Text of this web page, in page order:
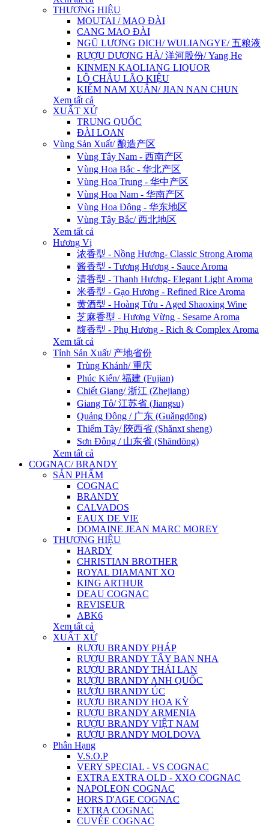
THƯƠNG HIỆU
MOUTAI / MAO ĐÀI
CANG MAO ĐÀI
NGŨ LƯƠNG DỊCH/ WULIANGYE/ 五粮液
RƯỢU DƯƠNG HÀ/ 洋河股份/ Yang He
KINMEN KAOLIANG LIQUOR
LÔ CHÂU LÃO KIỆU
KIẾM NAM XUÂN/ JIAN NAN CHUN
Xem tất cả
XUẤT XỨ
TRUNG QUỐC
ĐÀI LOAN
Vùng Sản Xuất/ 酿造产区
Vùng Tây Nam - 西南产区
Vùng Hoa Bắc - 华北产区
Vùng Hoa Trung - 华中产区
Vùng Hoa Nam - 华南产区
Vùng Hoa Đông - 华东地区
Vùng Tây Bắc/ 西北地区
Xem tất cả
Hương Vị
浓香型 - Nồng Hương- Classic Strong Aroma
酱香型 - Tương Hương - Sauce Aroma
清香型 - Thanh Hương- Elegant Light Aroma
米香型 - Gạo Hương - Refined Rice Aroma
黄酒型 - Hoàng Tửu - Aged Shaoxing Wine
芝麻香型 - Hương Vừng - Sesame Aroma
馥香型 - Phụ Hương - Rich & Complex Aroma
Xem tất cả
Tỉnh Sản Xuất/ 产地省份
Trùng Khánh/ 重庆
Phúc Kiến/ 福建 (Fujian)
Chiết Giang/ 浙江 (Zhejiang)
Giang Tô/ 江苏省 (Jiangsu)
Quảng Đông / 广东 (Guǎngdōng)
Thiểm Tây/ 陝西省 (Shǎnxī sheng)
Sơn Đông / 山东省 (Shāndōng)
Xem tất cả
COGNAC/ BRANDY
SẢN PHẨM
COGNAC
BRANDY
CALVADOS
EAUX DE VIE
DOMAINE JEAN MARC MOREY
THƯƠNG HIỆU
HARDY
CHRISTIAN BROTHER
ROYAL DIAMANT XO
KING ARTHUR
DEAU COGNAC
REVISEUR
ABK6
Xem tất cả
XUẤT XỨ
RƯỢU BRANDY PHÁP
RƯỢU BRANDY TÂY BAN NHA
RƯỢU BRANDY THÁI LAN
RƯỢU BRANDY ANH QUỐC
RƯỢU BRANDY ÚC
RƯỢU BRANDY HOA KỲ
RƯỢU BRANDY ARMENIA
RƯỢU BRANDY VIỆT NAM
RƯỢU BRANDY MOLDOVA
Phân Hạng
V.S.O.P
VERY SPECIAL - VS COGNAC
EXTRA EXTRA OLD - XXO COGNAC
NAPOLEON COGNAC
HORS D'AGE COGNAC
EXTRA COGNAC
CUVÉE COGNAC